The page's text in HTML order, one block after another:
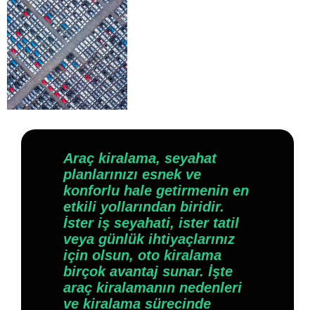
Araç kiralama, seyahat
planlarınızı esnek ve
konforlu hale getirmenin en
etkili yollarından biridir.
İster iş seyahati, ister tatil
veya günlük ihtiyaçlarınız
için olsun, oto kiralama
birçok avantaj sunar. İşte
araç kiralamanın nedenleri
ve kiralama sürecinde